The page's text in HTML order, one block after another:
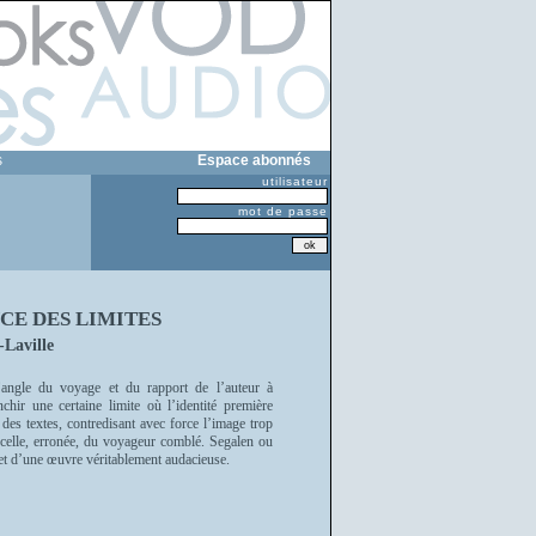
Espace abonnés
utilisateur
mot de passe
DES LIMITES
Laville
du voyage et du rapport de l’auteur à
une certaine limite où l’identité première
textes, contredisant avec force l’image trop
erronée, du voyageur comblé. Segalen ou
d’une œuvre véritablement audacieuse.